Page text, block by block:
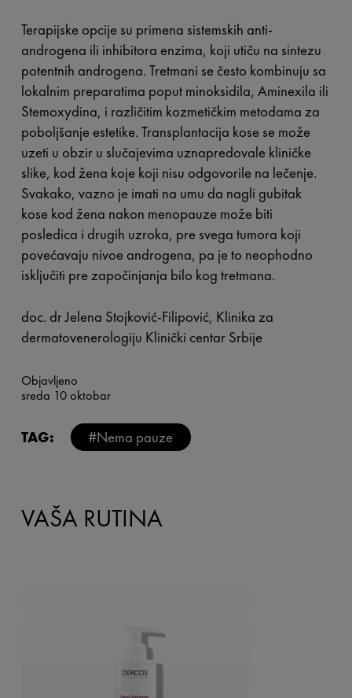
Terapijske opcije su primena sistemskih anti-
androgena ili inhibitora enzima, koji utiču na sintezu
potentnih androgena. Tretmani se često kombinuju sa
lokalnim preparatima poput minoksidila, Aminexila ili
Stemoxydina, i različitim kozmetičkim metodama za
poboljšanje estetike. Transplantacija kose se može
uzeti u obzir u slučajevima uznapredovale kliničke
slike, kod žena koje koji nisu odgovorile na lečenje.
Svakako, vazno je imati na umu da nagli gubitak
kose kod žena nakon menopauze može biti
posledica i drugih uzroka, pre svega tumora koji
povećavaju nivoe androgena, pa je to neophodno
isključiti pre započinjanja bilo kog tretmana.
doc. dr Jelena Stojković-Filipović, Klinika za
dermatovenerologiju Klinički centar Srbije
Objavljeno
sreda 10 oktobar
TAG: #Nema pauze
VAŠA RUTINA